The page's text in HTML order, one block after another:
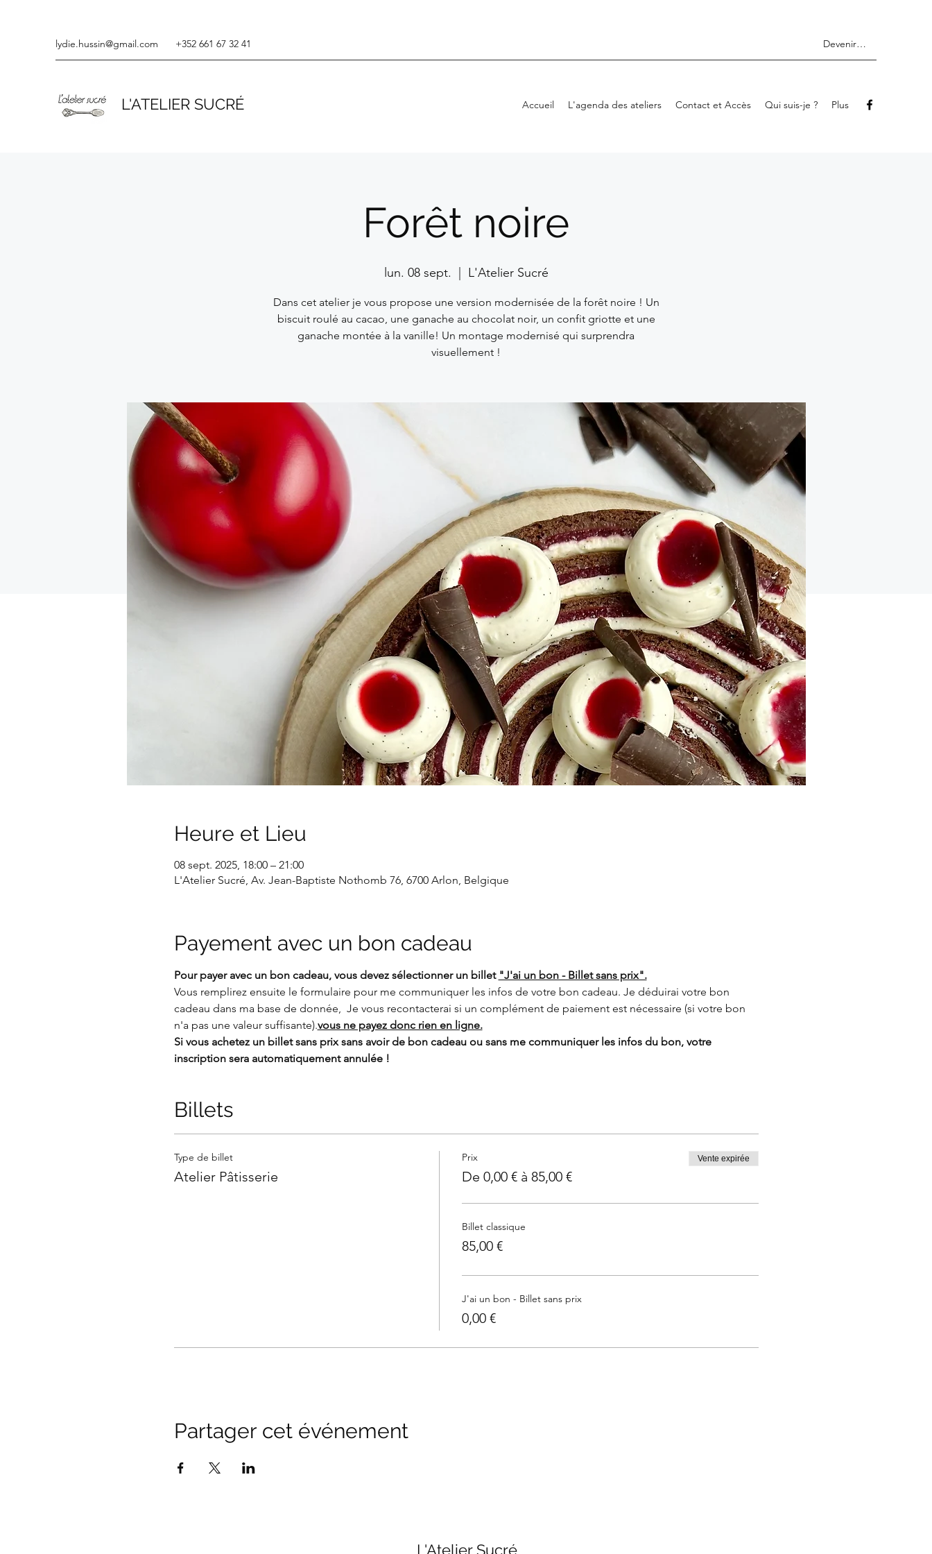
lydie.hussin@gmail.com +352 661 67 32 41 Devenir membre
L'ATELIER SUCRÉ Accueil L'agenda des ateliers Contact et Accès Qui suis-je ? Plus
Forêt noire
lun. 08 sept. L'Atelier Sucré
Dans cet atelier je vous propose une version modernisée de la forêt noire ! Un
biscuit roulé au cacao, une ganache au chocolat noir, un confit griotte et une
ganache montée à la vanille! Un montage modernisé qui surprendra
visuellement !
Heure et Lieu
08 sept. 2025, 18:00 – 21:00
L'Atelier Sucré, Av. Jean-Baptiste Nothomb 76, 6700 Arlon, Belgique
Payement avec un bon cadeau
Pour payer avec un bon cadeau, vous devez sélectionner un billet "J'ai un bon - Billet sans prix".
Vous remplirez ensuite le formulaire pour me communiquer les infos de votre bon cadeau. Je déduirai votre bon
cadeau dans ma base de donnée, Je vous recontacterai si un complément de paiement est nécessaire (si votre bon
n'a pas une valeur suffisante).vous ne payez donc rien en ligne.
Si vous achetez un billet sans prix sans avoir de bon cadeau ou sans me communiquer les infos du bon, votre
inscription sera automatiquement annulée !
Billets
Type de billet
Atelier Pâtisserie
Prix
De 0,00 € à 85,00 €
Vente expirée
Billet classique
85,00 €
J'ai un bon - Billet sans prix
0,00 €
Partager cet événement
L'Atelier Sucré